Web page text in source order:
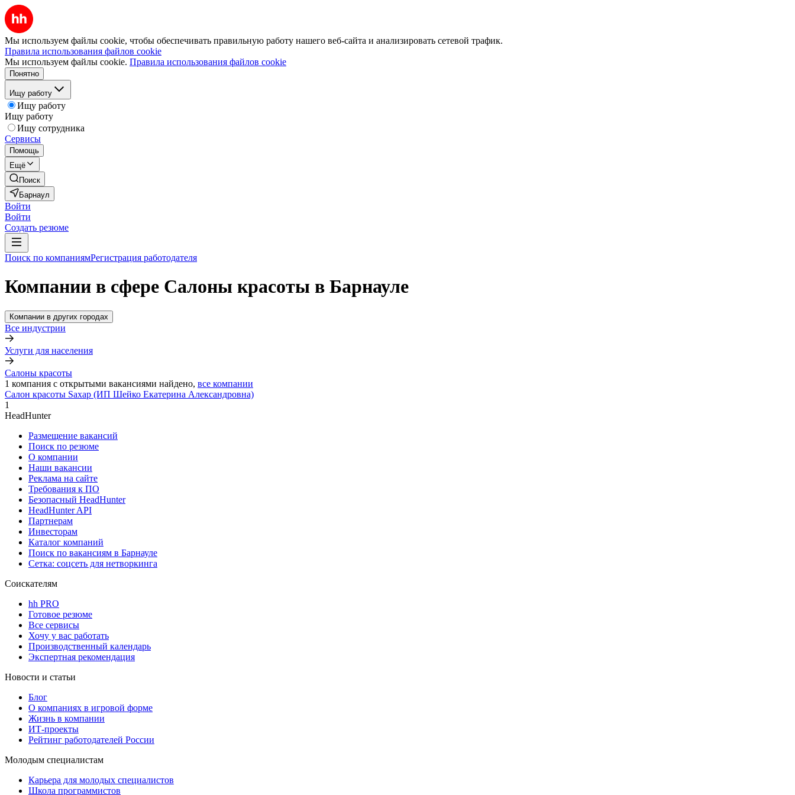
Мы используем файлы cookie, чтобы обеспечивать правильную работу нашего веб-сайта и анализировать сетевой трафик.
Правила использования файлов cookie
Мы используем файлы cookie. Правила использования файлов cookie
Понятно
Ищу работу
Ищу работу
Ищу работу
Ищу сотрудника
Сервисы
Помощь
Ещё
Поиск
Барнаул
Войти
Войти
Создать резюме
Поиск по компаниямРегистрация работодателя
Компании в сфере Салоны красоты в Барнауле
Компании в других городах
Все индустрии
Услуги для населения
Салоны красоты
1 компания с открытыми вакансиями найдено, все компании
Салон красоты Saxap (ИП Шейко Екатерина Александровна)
1
HeadHunter
Размещение вакансий
Поиск по резюме
О компании
Наши вакансии
Реклама на сайте
Требования к ПО
Безопасный HeadHunter
HeadHunter API
Партнерам
Инвесторам
Каталог компаний
Поиск по вакансиям в Барнауле
Сетка: соцсеть для нетворкинга
Соискателям
hh PRO
Готовое резюме
Все сервисы
Хочу у вас работать
Производственный календарь
Экспертная рекомендация
Новости и статьи
Блог
О компаниях в игровой форме
Жизнь в компании
ИТ-проекты
Рейтинг работодателей России
Молодым специалистам
Карьера для молодых специалистов
Школа программистов